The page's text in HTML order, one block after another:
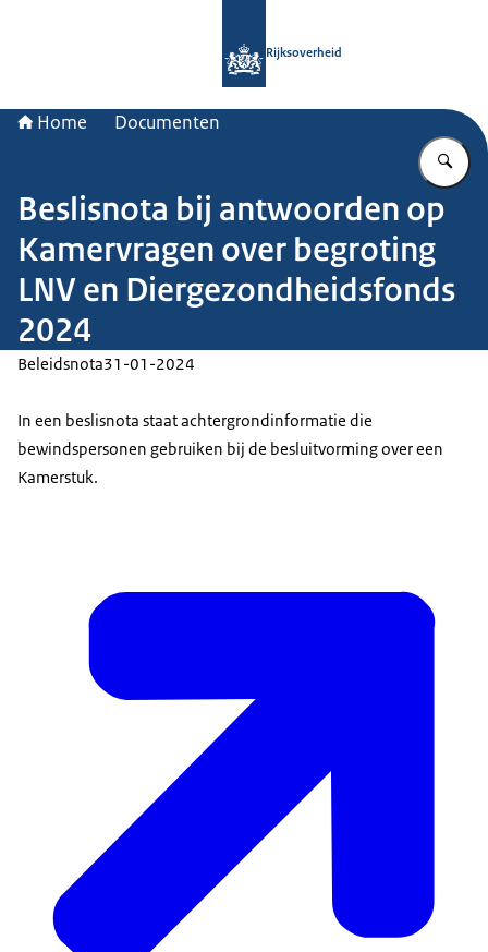
Rijksoverheid
Home Documenten
Beslisnota bij antwoorden op
Kamervragen over begroting
LNV en Diergezondheidsfonds
2024
Beleidsnota31-01-2024
In een beslisnota staat achtergrondinformatie die
bewindspersonen gebruiken bij de besluitvorming over een
Kamerstuk.